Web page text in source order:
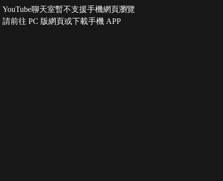
YouTube聊天室暫不支援手機網頁瀏覽
請前往 PC 版網頁或下載手機 APP